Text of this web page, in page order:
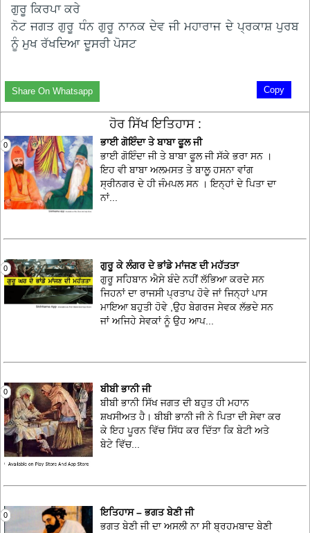
ਗੁਰੂ ਕਿਰਪਾ ਕਰੇ
ਨੋਟ ਜਗਤ ਗੁਰੂ ਧੰਨ ਗੁਰੂ ਨਾਨਕ ਦੇਵ ਜੀ ਮਹਾਰਾਜ ਦੇ ਪ੍ਰਕਾਸ਼ ਪੁਰਬ
ਨੂੰ ਮੁਖ ਰੱਖਦਿਆ ਦੂਸਰੀ ਪੋਸਟ
Copy
Share On Whatsapp
ਹੋਰ ਸਿੱਖ ਇਤਿਹਾਸ :
0
ਭਾਈ ਗੋਇੰਦਾ ਤੇ ਬਾਬਾ ਫੂਲ ਜੀ
ਭਾਈ ਗੋਇੰਦਾ ਜੀ ਤੇ ਬਾਬਾ ਫੂਲ ਜੀ ਸੱਕੇ ਭਰਾ ਸਨ ।
ਇਹ ਵੀ ਬਾਬਾ ਅਲਮਸਤ ਤੇ ਬਾਲੂ ਹਸਨਾ ਵਾਂਗ
ਸ੍ਰੀਨਗਰ ਦੇ ਹੀ ਜੰਮਪਲ ਸਨ । ਇਨ੍ਹਾਂ ਦੇ ਪਿਤਾ ਦਾ
ਨਾਂ...
0
ਗੁਰੂ ਕੇ ਲੰਗਰ ਦੇ ਭਾਂਡੇ ਮਾਂਜਣ ਦੀ ਮਹੱਤਤਾ
ਗੁਰੂ ਸਹਿਬਾਨ ਐਸੇ ਬੰਦੇ ਨਹੀਂ ਲੱਭਿਆ ਕਰਦੇ ਸਨ
ਜਿਹਨਾਂ ਦਾ ਰਾਜਸੀ ਪ੍ਰਤਾਪ ਹੋਵੇ ਜਾਂ ਜਿਨ੍ਹਾਂ ਪਾਸ
ਮਾਇਆ ਬਹੁਤੀ ਹੋਵੇ ,ਉਹ ਬੇਗਰਜ ਸੇਵਕ ਲੱਭਦੇ ਸਨ
ਜਾਂ ਅਜਿਹੇ ਸੇਵਕਾਂ ਨੂੰ ਉਹ ਆਪ...
0
ਬੀਬੀ ਭਾਨੀ ਜੀ
ਬੀਬੀ ਭਾਨੀ ਸਿੱਖ ਜਗਤ ਦੀ ਬਹੁਤ ਹੀ ਮਹਾਨ
ਸ਼ਖਸੀਅਤ ਹੈ। ਬੀਬੀ ਭਾਨੀ ਜੀ ਨੇ ਪਿਤਾ ਦੀ ਸੇਵਾ ਕਰ
ਕੇ ਇਹ ਪੂਰਨ ਵਿੱਚ ਸਿੱਧ ਕਰ ਦਿੱਤਾ ਕਿ ਬੇਟੀ ਅਤੇ
ਬੇਟੇ ਵਿੱਚ...
0
ਇਤਿਹਾਸ – ਭਗਤ ਬੇਣੀ ਜੀ
ਭਗਤ ਬੇਣੀ ਜੀ ਦਾ ਅਸਲੀ ਨਾ ਸੀ ਬ੍ਰਹਮਬਾਦ ਬੇਣੀ